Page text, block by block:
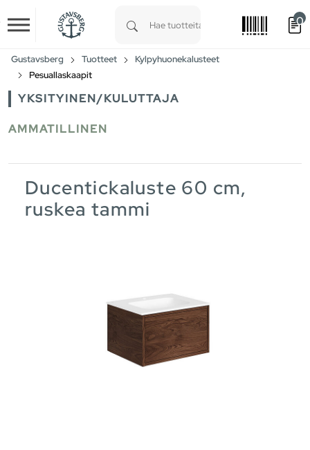
Skip to main content
0
Gustavsberg Tuotteet
Kylpyhuonekalusteet
Pesuallaskaapit
YKSITYINEN/KULUTTAJA
AMMATILLINEN
Ducentickaluste 60 cm,
ruskea tammi